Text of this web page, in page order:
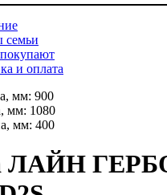
семьи
и оплата
мм: 900
мм: 1080
мм: 400
ЛАЙН